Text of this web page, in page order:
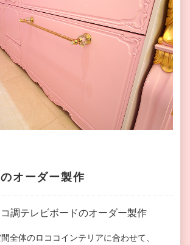
オーダー製作
調テレビボードのオーダー製作
全体のロココインテリアに合わせて、